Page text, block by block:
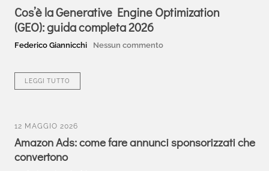
Cos’è la Generative Engine Optimization
(GEO): guida completa 2026
Federico Giannicchi Nessun commento
LEGGI TUTTO
12 MAGGIO 2026
Amazon Ads: come fare annunci sponsorizzati che
convertono